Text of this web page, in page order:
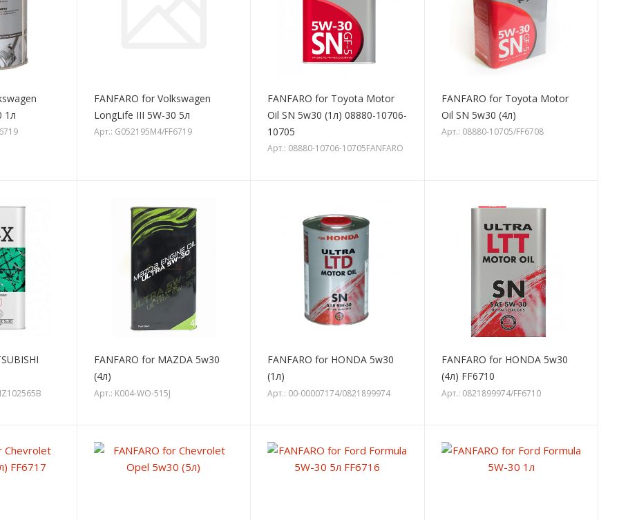
1л
FANFARO for Volkswagen
LongLife III 5W-30 5л
Арт.: G052195M4/FF6719
FANFARO for Toyota Motor
Oil SN 5w30 (1л) 08880-10706-
10705
Арт.: 08880-10706-10705FANFARO
FANFARO for Toyota Motor
Oil SN 5w30 (4л)
Арт.: 08880-10705/FF6708
FANFARO for MAZDA 5w30
(4л)
Арт.: K004-WO-515J
FANFARO for HONDA 5w30
(1л)
Арт.: 00-00007174/0821899974
FANFARO for HONDA 5w30
(4л) FF6710
Арт.: 0821899974/FF6710